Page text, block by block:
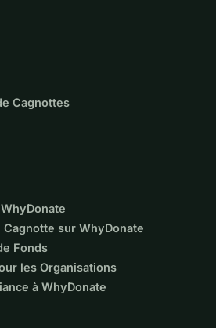
Cagnottes
sur WhyDonate
Fonds
les Organisations
à WhyDonate